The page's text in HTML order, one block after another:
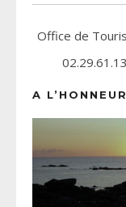
Office de
A L’HONNEUR